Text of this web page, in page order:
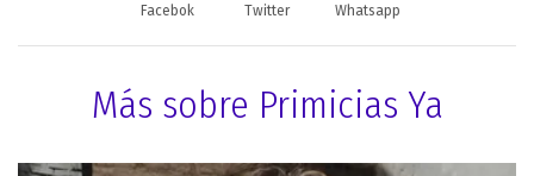
Facebok Twitter Whatsapp
Más sobre Primicias Ya